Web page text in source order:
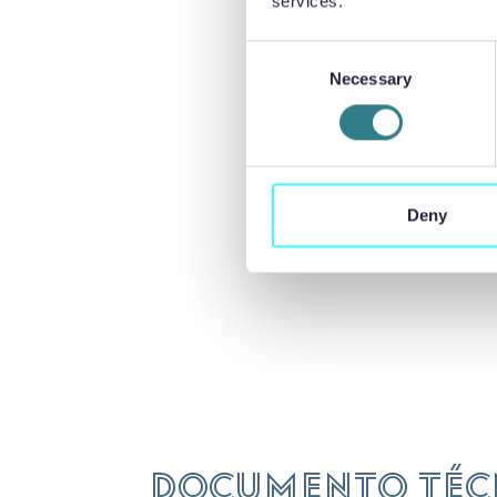
Necessary
Deny
y discretas
A lo largo de
automatizada.
Documento